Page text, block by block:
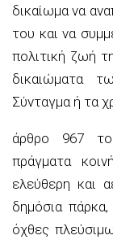
δικαίωμα να
του και να
πολιτική ζωή
δικαιώματα
Σύνταγμα ή τα
άρθρο 967
πράγματα
ελεύθερη και
δημόσια πάρκα,
όχθες